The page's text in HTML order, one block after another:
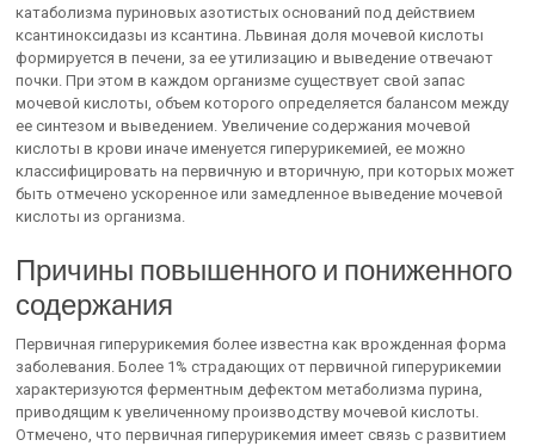
катаболизма пуриновых азотистых оснований под действием
ксантиноксидазы из ксантина. Львиная доля мочевой кислоты
формируется в печени, за ее утилизацию и выведение отвечают
почки. При этом в каждом организме существует свой запас
мочевой кислоты, объем которого определяется балансом между
ее синтезом и выведением. Увеличение содержания мочевой
кислоты в крови иначе именуется гиперурикемией, ее можно
классифицировать на первичную и вторичную, при которых может
быть отмечено ускоренное или замедленное выведение мочевой
кислоты из организма.
Причины повышенного и пониженного
содержания
Первичная гиперурикемия более известна как врожденная форма
заболевания. Более 1% страдающих от первичной гиперурикемии
характеризуются ферментным дефектом метаболизма пурина,
приводящим к увеличенному производству мочевой кислоты.
Отмечено, что первичная гиперурикемия имеет связь с развитием